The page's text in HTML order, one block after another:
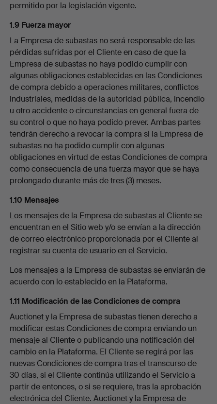
permitido por la legislación vigente.
1.9 Fuerza mayor
La Empresa de subastas no será responsable de las
pérdidas sufridas por el Cliente en caso de que la
Empresa de subastas no haya podido cumplir con
algunas obligaciones establecidas en las Condiciones
de compra debido a operaciones militares, conflictos
industriales, medidas de la autoridad pública, incendio
u otro accidente o circunstancias en general fuera de
su control o que no haya podido prever. Ambas partes
tendrán derecho a revocar la compra si la Empresa de
subastas no ha podido cumplir con algunas
obligaciones en virtud de estas Condiciones de compra
como consecuencia de una fuerza mayor que se haya
prolongado durante más de tres (3) meses.
1.10 Mensajes
Los mensajes de la Empresa de subastas al Cliente se
encuentran en el Sitio web y/o se envían a la dirección
de correo electrónico proporcionada por el Cliente al
registrar su cuenta de usuario en el Servicio.
Los mensajes a la Empresa de subastas se enviarán de
acuerdo con lo establecido en la Plataforma.
1.11 Modificación de las Condiciones de compra
Auctionet y la Empresa de subastas tienen derecho a
modificar estas Condiciones de compra enviando un
mensaje al Cliente o publicando una notificación del
cambio en la Plataforma. El Cliente se regirá por las
nuevas Condiciones de compra tras el transcurso de
30 días, si el Cliente continúa utilizando el Servicio a
partir de entonces, o si se requiere, tras la aprobación
electrónica del Cliente. Auctionet y la Empresa de